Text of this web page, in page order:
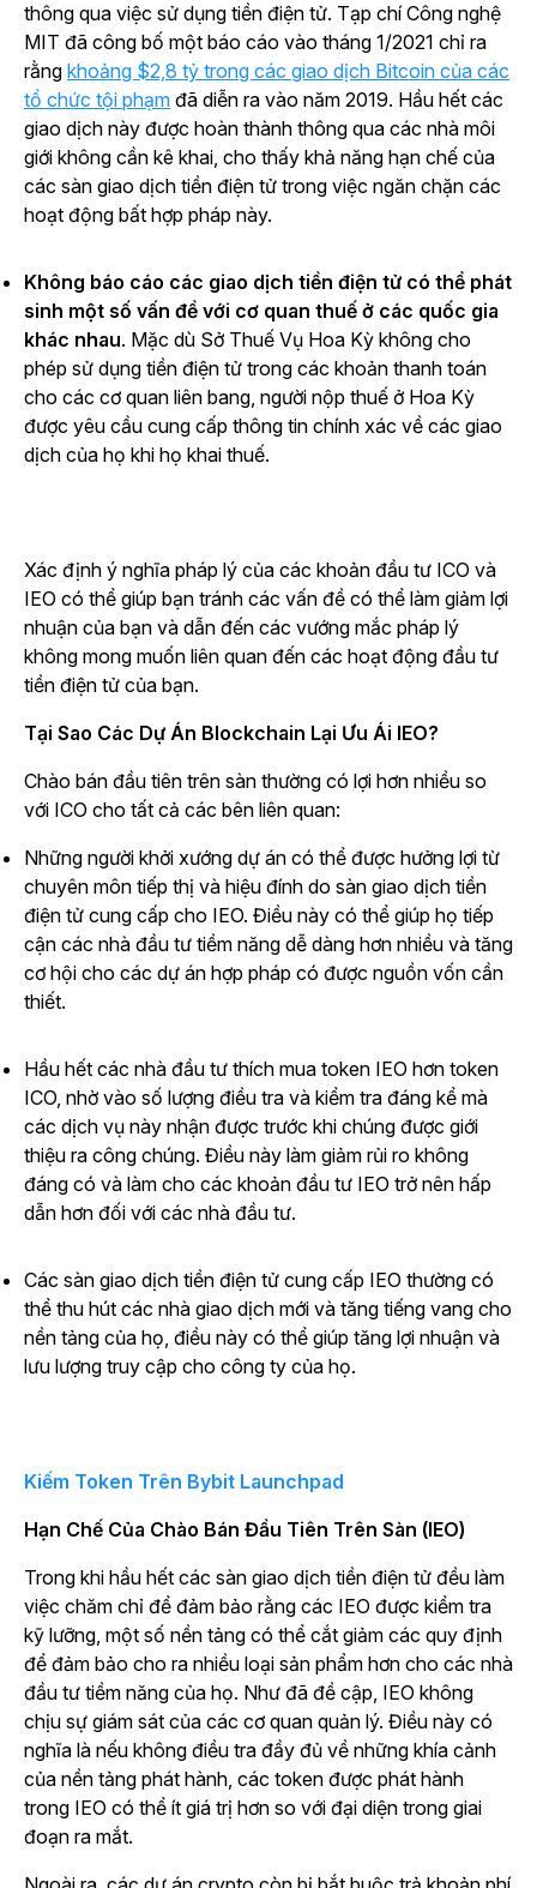
thông qua việc sử dụng tiền điện tử. Tạp chí Công nghệ
MIT đã công bố một báo cáo vào tháng 1/2021 chỉ ra
rằng khoảng $2,8 tỷ trong các giao dịch Bitcoin của các
tổ chức tội phạm đã diễn ra vào năm 2019. Hầu hết các
giao dịch này được hoàn thành thông qua các nhà môi
giới không cần kê khai, cho thấy khả năng hạn chế của
các sàn giao dịch tiền điện tử trong việc ngăn chặn các
hoạt động bất hợp pháp này.
Không báo cáo các giao dịch tiền điện tử có thể phát
sinh một số vấn đề với cơ quan thuế ở các quốc gia
khác nhau. Mặc dù Sở Thuế Vụ Hoa Kỳ không cho
phép sử dụng tiền điện tử trong các khoản thanh toán
cho các cơ quan liên bang, người nộp thuế ở Hoa Kỳ
được yêu cầu cung cấp thông tin chính xác về các giao
dịch của họ khi họ khai thuế.
Xác định ý nghĩa pháp lý của các khoản đầu tư ICO và
IEO có thể giúp bạn tránh các vấn đề có thể làm giảm lợi
nhuận của bạn và dẫn đến các vướng mắc pháp lý
không mong muốn liên quan đến các hoạt động đầu tư
tiền điện tử của bạn.
Tại Sao Các Dự Án Blockchain Lại Ưu Ái IEO?
Chào bán đầu tiên trên sàn thường có lợi hơn nhiều so
với ICO cho tất cả các bên liên quan:
Những người khởi xướng dự án có thể được hưởng lợi từ
chuyên môn tiếp thị và hiệu đính do sàn giao dịch tiền
điện tử cung cấp cho IEO. Điều này có thể giúp họ tiếp
cận các nhà đầu tư tiềm năng dễ dàng hơn nhiều và tăng
cơ hội cho các dự án hợp pháp có được nguồn vốn cần
thiết.
Hầu hết các nhà đầu tư thích mua token IEO hơn token
ICO, nhờ vào số lượng điều tra và kiểm tra đáng kể mà
các dịch vụ này nhận được trước khi chúng được giới
thiệu ra công chúng. Điều này làm giảm rủi ro không
đáng có và làm cho các khoản đầu tư IEO trở nên hấp
dẫn hơn đối với các nhà đầu tư.
Các sàn giao dịch tiền điện tử cung cấp IEO thường có
thể thu hút các nhà giao dịch mới và tăng tiếng vang cho
nền tảng của họ, điều này có thể giúp tăng lợi nhuận và
lưu lượng truy cập cho công ty của họ.
Kiếm Token Trên Bybit Launchpad
Hạn Chế Của Chào Bán Đầu Tiên Trên Sàn (IEO)
Trong khi hầu hết các sàn giao dịch tiền điện tử đều làm
việc chăm chỉ để đảm bảo rằng các IEO được kiểm tra
kỹ lưỡng, một số nền tảng có thể cắt giảm các quy định
để đảm bảo cho ra nhiều loại sản phẩm hơn cho các nhà
đầu tư tiềm năng của họ. Như đã đề cập, IEO không
chịu sự giám sát của các cơ quan quản lý. Điều này có
nghĩa là nếu không điều tra đầy đủ về những khía cảnh
của nền tảng phát hành, các token được phát hành
trong IEO có thể ít giá trị hơn so với đại diện trong giai
đoạn ra mắt.